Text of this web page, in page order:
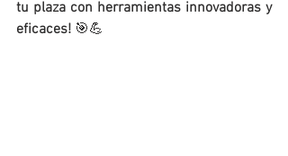
tu plaza con herramientas innovadoras y
eficaces! 🎯💪